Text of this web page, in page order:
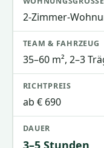
2-Zimmer-
35–60 m², 2–3
ab € 690
3–5 Stunden